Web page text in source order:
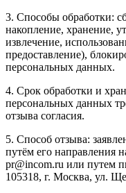
3. Способы обработки:
накопление, хранение,
извлечение,
предоставление),
персональных данных.
4. Срок обработки и
персональных данных
отзыва согласия.
5. Способ отзыва:
путём его направления
pr@incom.ru или путем
105318, г. Москва, ул.